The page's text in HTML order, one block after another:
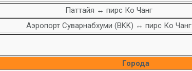
Паттайя ↔ пирс Ко Чанг
Аэропорт Суварнабхуми (BKK) ↔ пирс Ко Чанг
Города